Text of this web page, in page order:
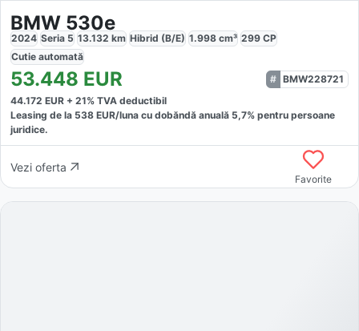
BMW 530e
2024 Seria 5 13.132 km Hibrid (B/E) 1.998 cm³ 299 CP
Cutie automată
53.448 EUR
BMW228721
44.172 EUR + 21% TVA deductibil
Leasing de la 538 EUR/luna cu dobăndă anuală 5,7% pentru persoane
juridice.
Vezi oferta
Favorite